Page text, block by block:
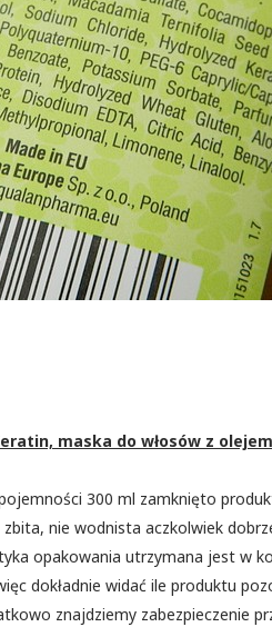
maska do włosów z
300 ml zamknięto
nie wodnista aczkolwiek
opakowania utrzymana jest w
dokładnie widać ile produktu
znajdziemy zabezpieczenie